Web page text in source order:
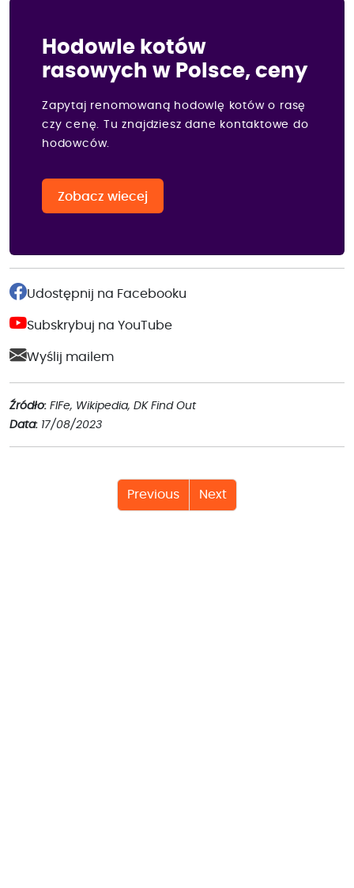
Hodowle kotów
rasowych w Polsce, ceny
Zapytaj renomowaną hodowlę kotów o rasę
czy cenę. Tu znajdziesz dane kontaktowe do
hodowców.
Zobacz wiecej
Udostępnij na Facebooku
Subskrybuj na YouTube
Wyślij mailem
Źródło: FIFe, Wikipedia, DK Find Out
Data: 17/08/2023
Previous Next